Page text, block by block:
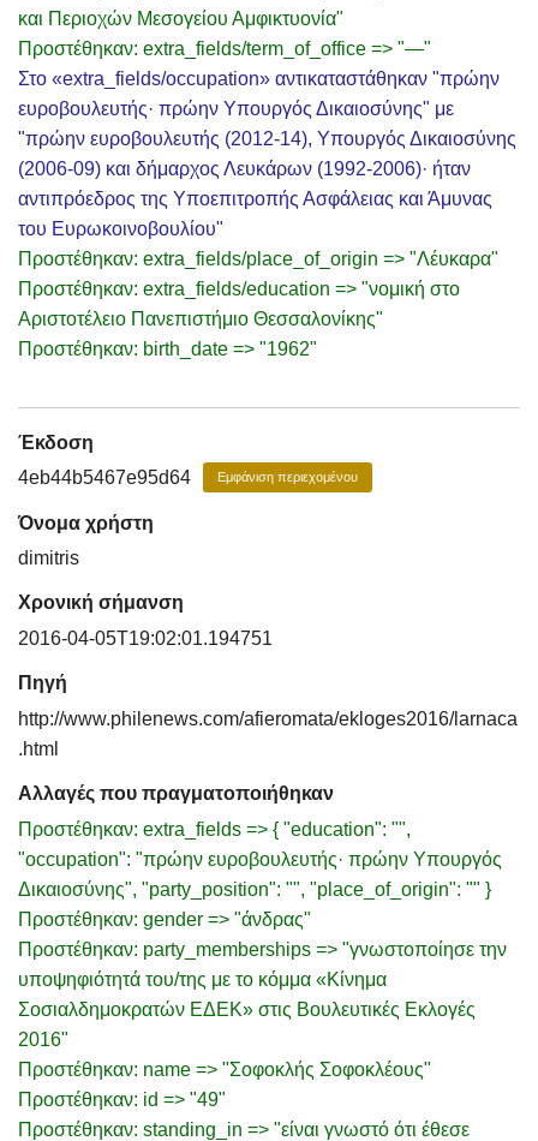
και Περιοχών Μεσογείου Αμφικτυονία"
Προστέθηκαν: extra_fields/term_of_office => "—"
Στο «extra_fields/occupation» αντικαταστάθηκαν "πρώην
ευροβουλευτής· πρώην Υπουργός Δικαιοσύνης" με
"πρώην ευροβουλευτής (2012-14), Υπουργός Δικαιοσύνης
(2006-09) και δήμαρχος Λευκάρων (1992-2006)· ήταν
αντιπρόεδρος της Υποεπιτροπής Ασφάλειας και Άμυνας
του Ευρωκοινοβουλίου"
Προστέθηκαν: extra_fields/place_of_origin => "Λέυκαρα"
Προστέθηκαν: extra_fields/education => "νομική στο
Αριστοτέλειο Πανεπιστήμιο Θεσσαλονίκης"
Προστέθηκαν: birth_date => "1962"
Έκδοση
4eb44b5467e95d64
Εμφάνιση περιεχομένου
Όνομα χρήστη
dimitris
Χρονική σήμανση
2016-04-05T19:02:01.194751
Πηγή
http://www.philenews.com/afieromata/ekloges2016/larnaca
.html
Αλλαγές που πραγματοποιήθηκαν
Προστέθηκαν: extra_fields => { "education": "",
"occupation": "πρώην ευροβουλευτής· πρώην Υπουργός
Δικαιοσύνης", "party_position": "", "place_of_origin": "" }
Προστέθηκαν: gender => "άνδρας"
Προστέθηκαν: party_memberships => "γνωστοποίησε την
υποψηφιότητά του/της με το κόμμα «Κίνημα
Σοσιαλδημοκρατών ΕΔΕΚ» στις Βουλευτικές Εκλογές
2016"
Προστέθηκαν: name => "Σοφοκλής Σοφοκλέους"
Προστέθηκαν: id => "49"
Προστέθηκαν: standing_in => "είναι γνωστό ότι έθεσε